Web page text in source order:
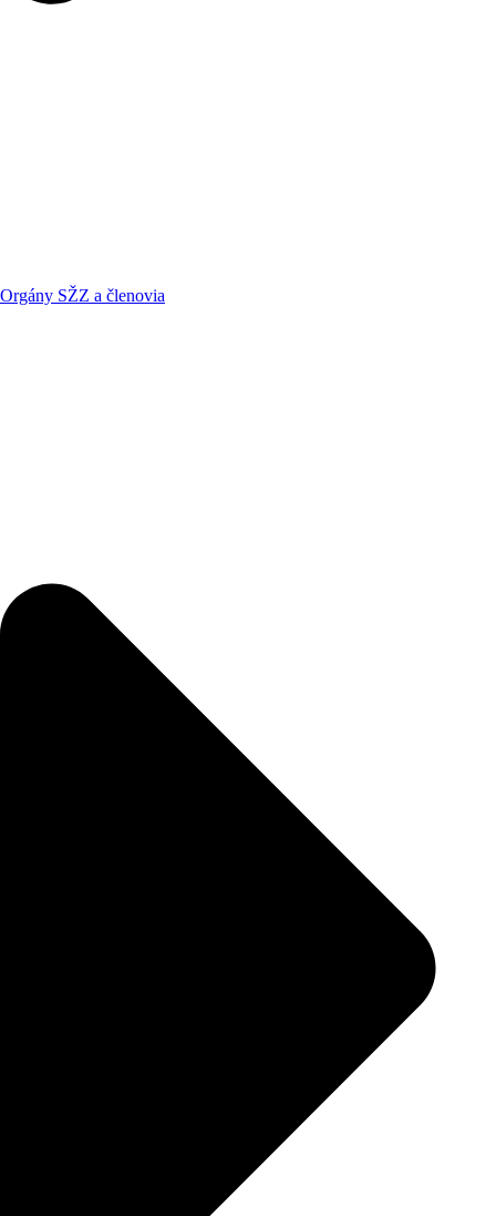
Orgány SŽZ a členovia